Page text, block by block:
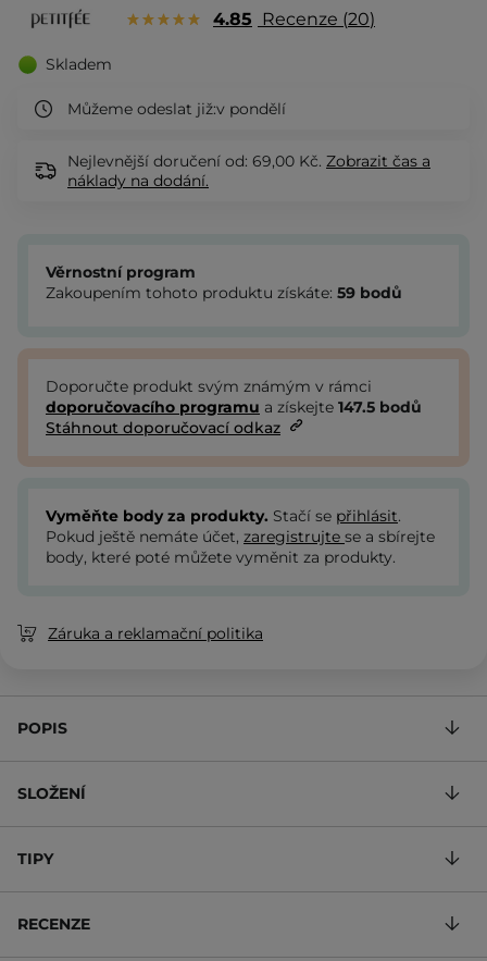
4.85 Recenze 20
Skladem
Můžeme odeslat již:v pondělí
Nejlevnější doručení od: 69,00 Kč. Zobrazit čas a
náklady na dodání.
Věrnostní program
Zakoupením tohoto produktu získáte: 59 bodů
Doporučte produkt svým známým v rámci
doporučovacího programu a získejte 147.5 bodů
Stáhnout doporučovací odkaz
Vyměňte body za produkty. Stačí se přihlásit.
Pokud ještě nemáte účet, zaregistrujte se a sbírejte
body, které poté můžete vyměnit za produkty.
Záruka a reklamační politika
POPIS
SLOŽENÍ
TIPY
RECENZE